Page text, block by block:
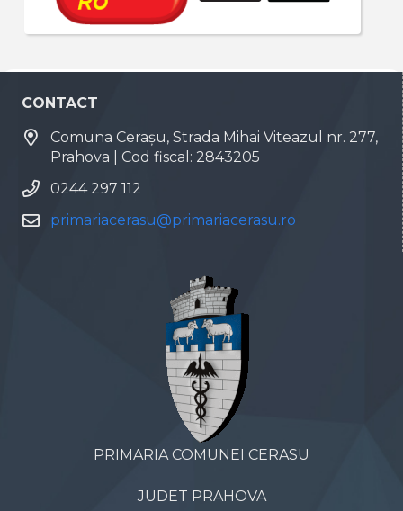
CONTACT
Comuna Cerașu, Strada Mihai Viteazul nr. 277,
Prahova | Cod fiscal: 2843205
0244 297 112
primariacerasu@primariacerasu.ro
PRIMARIA COMUNEI CERASU
JUDET PRAHOVA